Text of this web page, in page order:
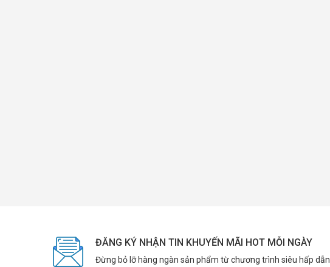
ĐĂNG KÝ NHẬN TIN KHUYẾN MÃI HOT MỖI NGÀY
Đừng bỏ lỡ hàng ngàn sản phẩm từ chương trình siêu hấp dẫn